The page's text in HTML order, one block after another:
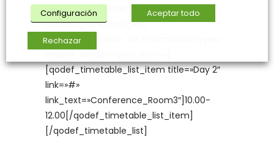
12.00[/qodef_timetable_list_item]
[/qodef_timetable_list]
[qodef_timetable_list minimalistic=»yes»
[qodef_timetable_list_item title=»Day 2″
link=»#»
link_text=»Conference_Room3″]10.00-
12.00[/qodef_timetable_list_item]
[/qodef_timetable_list]
Configuración Aceptar todo
Rechazar